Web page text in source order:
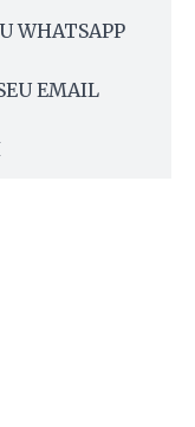
WHATSAPP
EMAIL